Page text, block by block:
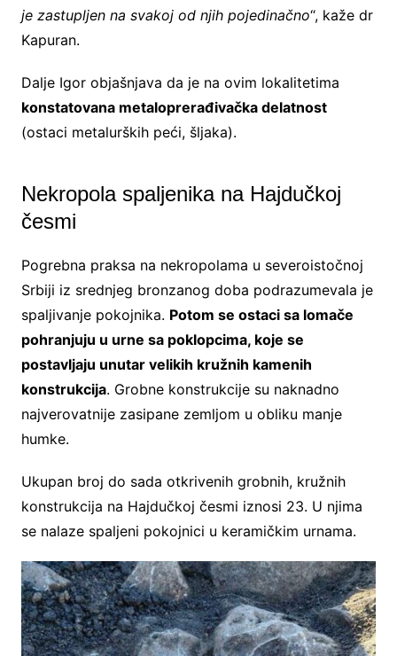
je zastupljen na svakoj od njih pojedinačno“, kaže dr
Kapuran.
Dalje Igor objašnjava da je na ovim lokalitetima
konstatovana metaloprerađivačka delatnost
(ostaci metalurških peći, šljaka).
Nekropola spaljenika na Hajdučkoj
česmi
Pogrebna praksa na nekropolama u severoistočnoj
Srbiji iz srednjeg bronzanog doba podrazumevala je
spaljivanje pokojnika. Potom se ostaci sa lomače
pohranjuju u urne sa poklopcima, koje se
postavljaju unutar velikih kružnih kamenih
konstrukcija. Grobne konstrukcije su naknadno
najverovatnije zasipane zemljom u obliku manje
humke.
Ukupan broj do sada otkrivenih grobnih, kružnih
konstrukcija na Hajdučkoj česmi iznosi 23. U njima
se nalaze spaljeni pokojnici u keramičkim urnama.